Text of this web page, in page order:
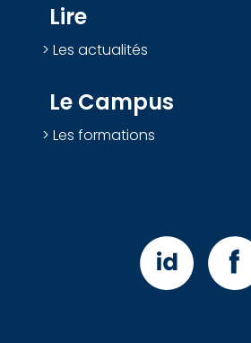
Lire
Les actualités
Le Campus
Les formations